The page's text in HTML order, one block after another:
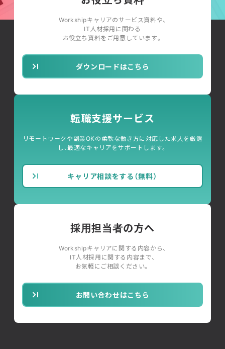
Workshipキャリアのサービス資料や、
IT人材採用に関わる
お役立ち資料をご用意しています。
ダウンロードはこちら
転職支援サービス
リモートワークや副業OKの柔軟な働き方に対応した求人を厳選
し、最適なキャリアをサポートします。
キャリア相談をする（無料）
採用担当者の方へ
Workshipキャリアに関する内容から、
IT人材採用に関する内容まで、
お気軽にご相談ください。
お問い合わせはこちら